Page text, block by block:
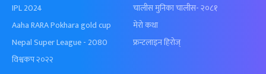
IPL 2024
Aaha RARA Pokhara gold cup
Nepal Super League - 2080
विश्वकप २०२२
चालीस मुनिका चालीस- २०८१
मेरो कथा
फ्रन्टलाइन हिरोज्